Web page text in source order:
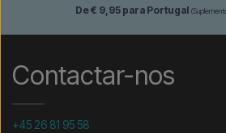
De € 9,95 para Portugal
Contactar-nos
+45 26 81 95 58